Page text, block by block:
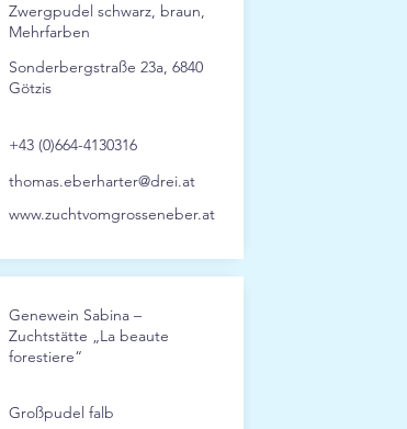
Zwergpudel schwarz, braun,
Mehrfarben
Sonderbergstraße 23a, 6840
Götzis
+43 (0)664-4130316
thomas.eberharter@drei.at
www.zuchtvomgrosseneber.at
Genewein Sabina –
Zuchtstätte „La beaute
forestiere“
Großpudel falb